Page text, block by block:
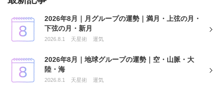
2026年8月｜月グループの運勢｜満月・上弦の月・
下弦の月・新月
2026.8.1 天星術 運気
2026年8月｜地球グループの運勢｜空・山脈・大
陸・海
2026.8.1 天星術 運気